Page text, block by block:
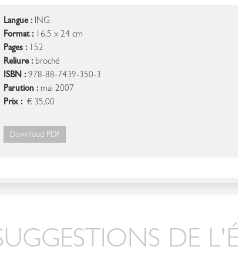
Langue : ING
Format : 16,5 x 24 cm
Pages : 152
Reliure : broché
ISBN : 978-88-7439-350-3
Parution : mai 2007
Prix : € 35,00
Download PDF
DE